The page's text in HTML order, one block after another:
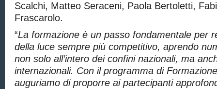
Scalchi, Matteo Seraceni, Paola Bertoletti,
Frascarolo.
“La formazione è un passo fondamentale per
della luce sempre più competitivo, aprendo
non solo all’intero dei confini nazionali, ma
internazionali. Con il programma di
auguriamo di proporre ai partecipanti